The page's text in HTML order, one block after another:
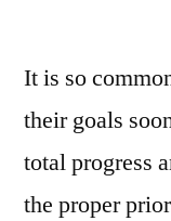
It is so
their goals
total progress
the proper